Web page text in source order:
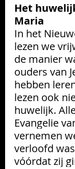
Het
Maria
In het
lezen we
de manier
ouders van
hebben
lezen ook
huwelijk.
Evangelie
vernemen
verloofd
vóórdat zij